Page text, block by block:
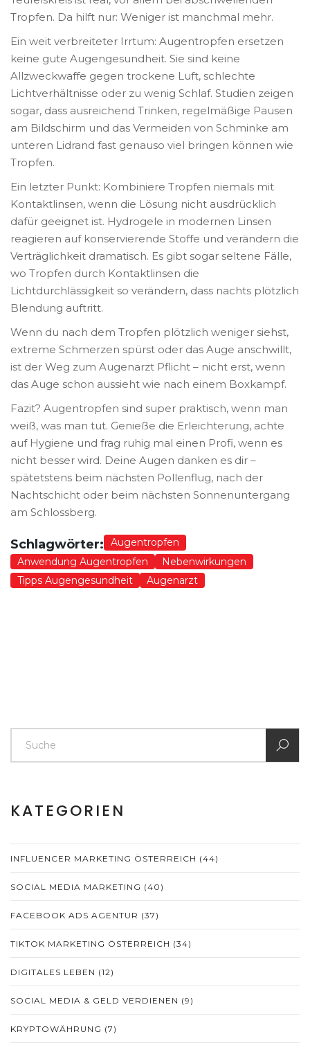
Tropfen. Da hilft nur: Weniger ist manchmal mehr.
Ein weit verbreiteter Irrtum: Augentropfen ersetzen
keine gute Augengesundheit. Sie sind keine
Allzweckwaffe gegen trockene Luft, schlechte
Lichtverhältnisse oder zu wenig Schlaf. Studien zeigen
sogar, dass ausreichend Trinken, regelmäßige Pausen
am Bildschirm und das Vermeiden von Schminke am
unteren Lidrand fast genauso viel bringen können wie
Tropfen.
Ein letzter Punkt: Kombiniere Tropfen niemals mit
Kontaktlinsen, wenn die Lösung nicht ausdrücklich
dafür geeignet ist. Hydrogele in modernen Linsen
reagieren auf konservierende Stoffe und verändern die
Verträglichkeit dramatisch. Es gibt sogar seltene Fälle,
wo Tropfen durch Kontaktlinsen die
Lichtdurchlässigkeit so verändern, dass nachts plötzlich
Blendung auftritt.
Wenn du nach dem Tropfen plötzlich weniger siehst,
extreme Schmerzen spürst oder das Auge anschwillt,
ist der Weg zum Augenarzt Pflicht – nicht erst, wenn
das Auge schon aussieht wie nach einem Boxkampf.
Fazit? Augentropfen sind super praktisch, wenn man
weiß, was man tut. Genieße die Erleichterung, achte
auf Hygiene und frag ruhig mal einen Profi, wenn es
nicht besser wird. Deine Augen danken es dir –
spätetstens beim nächsten Pollenflug, nach der
Nachtschicht oder beim nächsten Sonnenuntergang
am Schlossberg.
Schlagwörter:
Augentropfen
Anwendung Augentropfen
Nebenwirkungen
Tipps Augengesundheit
Augenarzt
KATEGORIEN
INFLUENCER MARKETING ÖSTERREICH (44)
SOCIAL MEDIA MARKETING (40)
FACEBOOK ADS AGENTUR (37)
TIKTOK MARKETING ÖSTERREICH (34)
DIGITALES LEBEN (12)
SOCIAL MEDIA & GELD VERDIENEN (9)
KRYPTOWÄHRUNG (7)